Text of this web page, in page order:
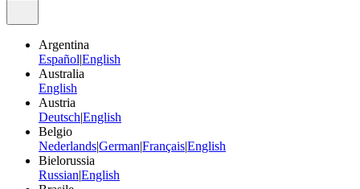
Argentina
Español|English
Australia
English
Austria
Deutsch|English
Belgio
Nederlands|German|Français|English
Bielorussia
Russian|English